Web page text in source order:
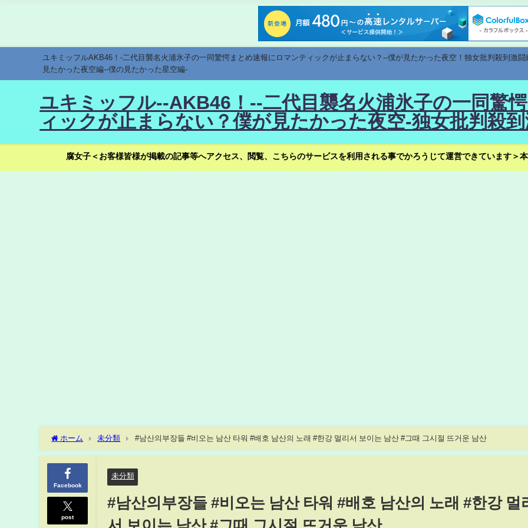
ユキミッフルAKB46！-二代目襲名火浦氷子の一同驚愕まとめ速報にロマンティックが止まらない？--僕が見たかった夜空！独女批判殺到激
見たかった夜空編--僕の見たかった星空編-
ユキミッフル--AKB46！--二代目襲名火浦氷子の一同驚
ィックが止まらない？僕が見たかった夜空-独女批判殺
腐女子＜お客様皆様が掲載の記事等へアクセス、閲覧、こちらのサービスを利用される事でかろうじて運営できています＞
ホーム 未分類 #남산의부장들 #비오는 남산 타워 #배호 남산의 노래 #한강 멀리서 보이는 남산 #그때 그시절 뜨거운 남산
Facebook
post
未分類
#남산의부장들 #비오는 남산 타워 #배호 남산의 노래 #한강 멀
서 보이는 남산 #그때 그시절 뜨거운 남산